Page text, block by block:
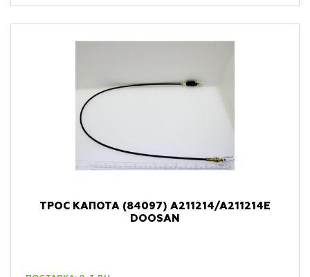
ТРОС КАПОТА (84097) A211214/A211214E
DOOSAN